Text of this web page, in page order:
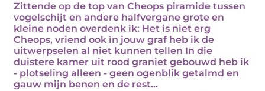
Zittende op de top van Cheops piramide tussen
vogelschijt en andere halfvergane grote en
kleine noden overdenk ik: Het is niet erg
Cheops, vriend ook ìn jouw graf heb ik de
uitwerpselen al niet kunnen tellen In die
duistere kamer uit rood graniet gebouwd heb ik
- plotseling alleen - geen ogenblik getalmd en
gauw mijn benen en de rest…